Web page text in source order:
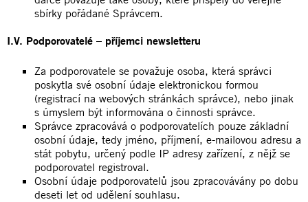
sbírky pořádané Správcem.
I.V. Podporovatelé – příjemci newsletteru
Za podporovatele se považuje osoba, která správci
poskytla své osobní údaje elektronickou formou
(registrací na webových stránkách správce), nebo jinak
s úmyslem být informována o činnosti správce.
Správce zpracovává o podporovatelích pouze základní
osobní údaje, tedy jméno, příjmení, e-mailovou adresu a
stát pobytu, určený podle IP adresy zařízení, z nějž se
podporovatel registroval.
Osobní údaje podporovatelů jsou zpracovávány po dobu
deseti let od udělení souhlasu.